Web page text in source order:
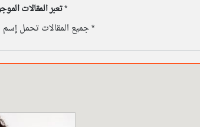
*تعبر المقالات
* جميع المقالات تحمل إسم